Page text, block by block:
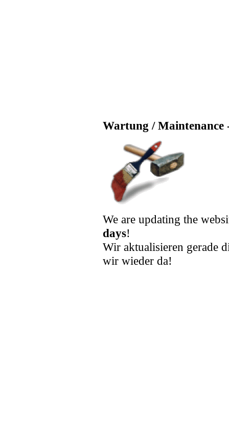
Wartung / Maintenance
We are updating the
days!
Wir aktualisieren gerade
wir wieder da!